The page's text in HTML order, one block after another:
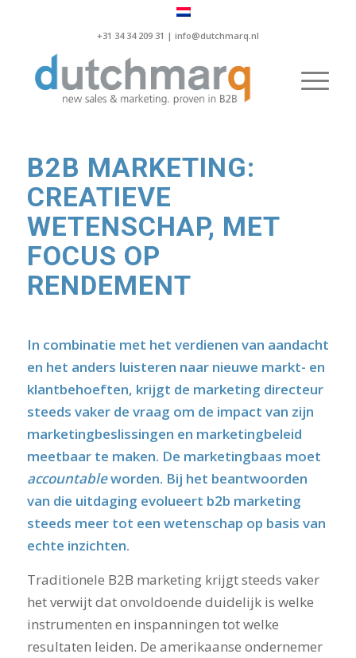
+31 34 34 209 31 | info@dutchmarq.nl
B2B MARKETING:
CREATIEVE
WETENSCHAP, MET
FOCUS OP
RENDEMENT
In combinatie met het verdienen van aandacht
en het anders luisteren naar nieuwe markt- en
klantbehoeften, krijgt de marketing directeur
steeds vaker de vraag om de impact van zijn
marketingbeslissingen en marketingbeleid
meetbaar te maken. De marketingbaas moet
accountableworden. Bij het beantwoorden
van die uitdaging evolueert b2b marketing
steeds meer tot een wetenschap op basis van
echte inzichten.
Traditionele B2B marketing krijgt steeds vaker
het verwijt dat onvoldoende duidelijk is welke
instrumenten en inspanningen tot welke
resultaten leiden. De amerikaanse ondernemer